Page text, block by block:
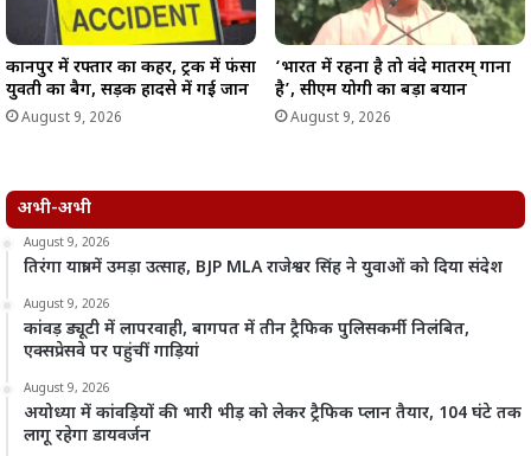
कानपुर में रफ्तार का कहर, ट्रक में फंसा
युवती का बैग, सड़क हादसे में गई जान
August 9, 2026
‘भारत में रहना है तो वंदे मातरम् गाना
है’, सीएम योगी का बड़ा बयान
August 9, 2026
अभी-अभी
August 9, 2026
तिरंगा यात्रा में उमड़ा उत्साह, BJP MLA राजेश्वर सिंह ने युवाओं को दिया संदेश
August 9, 2026
कांवड़ ड्यूटी में लापरवाही, बागपत में तीन ट्रैफिक पुलिसकर्मी निलंबित,
एक्सप्रेसवे पर पहुंचीं गाड़ियां
August 9, 2026
अयोध्या में कांवड़ियों की भारी भीड़ को लेकर ट्रैफिक प्लान तैयार, 104 घंटे तक
लागू रहेगा डायवर्जन